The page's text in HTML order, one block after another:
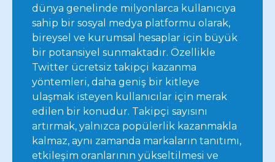
dünya genelinde milyonlarca kullanıcıya
sahip bir sosyal medya platformu olarak,
bireysel ve kurumsal hesaplar için büyük
bir potansiyel sunmaktadır. Özellikle
Twitter ücretsiz takipçi kazanma
yöntemleri, daha geniş bir kitleye
ulaşmak isteyen kullanıcılar için merak
edilen bir konudur. Takipçi sayısını
artırmak, yalnızca popülerlik kazanmakla
kalmaz, aynı zamanda markaların tanıtımı,
etkileşim oranlarının yükseltilmesi ve